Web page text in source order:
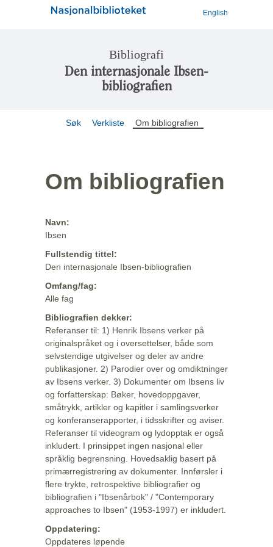
English
Bibliografi
Den internasjonale Ibsen-
bibliografien
Søk Verkliste Om bibliografien
Om bibliografien
Navn:
Ibsen
Fullstendig tittel:
Den internasjonale Ibsen-bibliografien
Omfang/fag:
Alle fag
Bibliografien dekker:
Referanser til: 1) Henrik Ibsens verker på
originalspråket og i oversettelser, både som
selvstendige utgivelser og deler av andre
publikasjoner. 2) Parodier over og omdiktninger
av Ibsens verker. 3) Dokumenter om Ibsens liv
og forfatterskap: Bøker, hovedoppgaver,
småtrykk, artikler og kapitler i samlingsverker
og konferanserapporter, i tidsskrifter og aviser.
Referanser til videogram og lydopptak er også
inkludert. I prinsippet ingen nasjonal eller
språklig begrensning. Hovedsaklig basert på
primærregistrering av dokumenter. Innførsler i
flere trykte, retrospektive bibliografier og
bibliografien i "Ibsenårbok" / "Contemporary
approaches to Ibsen" (1953-1997) er inkludert.
Oppdatering:
Oppdateres løpende